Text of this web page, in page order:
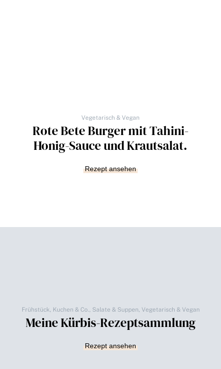
Vegetarisch & Vegan
Rote Bete Burger mit Tahini-
Honig-Sauce und Krautsalat.
Rezept ansehen
Frühstück, Kuchen & Co., Salate & Suppen, Vegetarisch & Vegan
Meine Kürbis-Rezeptsammlung
Rezept ansehen